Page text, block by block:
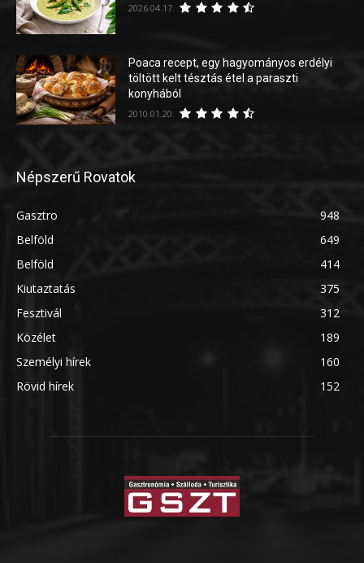
2026.04.17.
Poaca recept, egy hagyományos erdélyi
töltött kelt tésztás étel a paraszti
konyhából
2010.01.20.
Népszerű Rovatok
Gasztro
948
Belföld
649
Belföld
414
Kiutaztatás
375
Fesztivál
312
Közélet
189
Személyi hírek
160
Rövid hírek
152